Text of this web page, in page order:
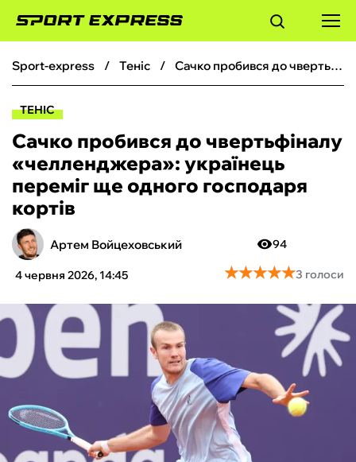
ФУТБОЛ
БОКС
ХОКЕЙ
ТЕНІС
КІБЕРСПОРТ
ЧС-2026
ІНШІ
sport-express теніс Сачко пробився до чвертьфіналу «челленджера»: українець переміг ще одного господаря кортів
ТЕНІС
Сачко пробився до чвертьфіналу
«челленджера»: українець
переміг ще одного господаря
кортів
Артем Войцеховський
4 червня 2026, 14:45
94
★★★★★
★★★★★3 голоси